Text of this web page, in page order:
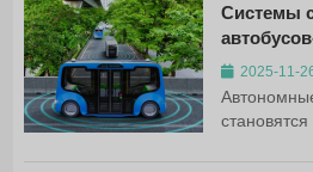
тонн
добавляют
Поскольку
сбора
Системы
2025-11-